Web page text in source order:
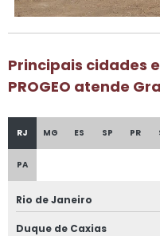
Principais cidades
PROGEO atende
RJ MG ES SP PR
PA
Rio de Janeiro
Duque de Caxias